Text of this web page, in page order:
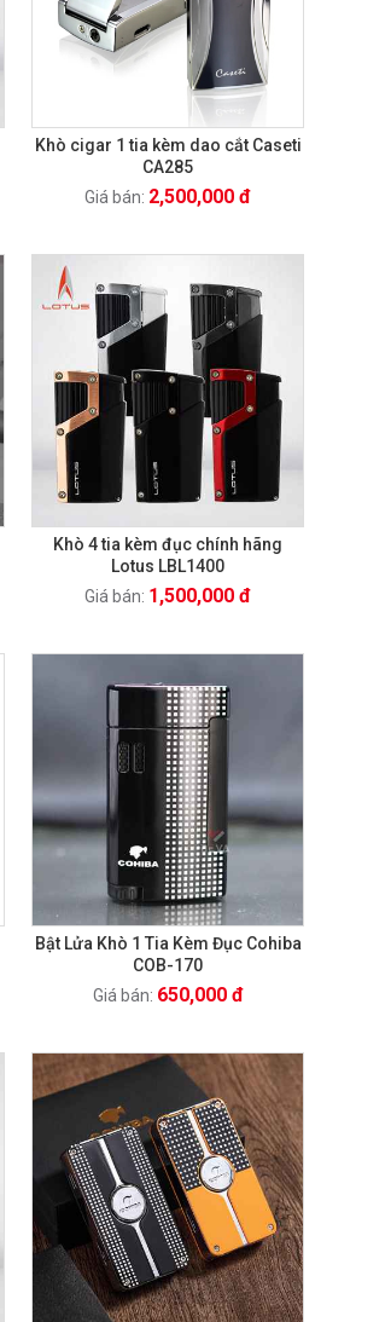
Khò cigar 1 tia kèm dao cắt Caseti
CA285
Giá bán: 2,500,000 đ
Khò 4 tia kèm đục chính hãng
Lotus LBL1400
Giá bán: 1,500,000 đ
Bật Lửa Khò 1 Tia Kèm Đục Cohiba
COB-170
Giá bán: 650,000 đ